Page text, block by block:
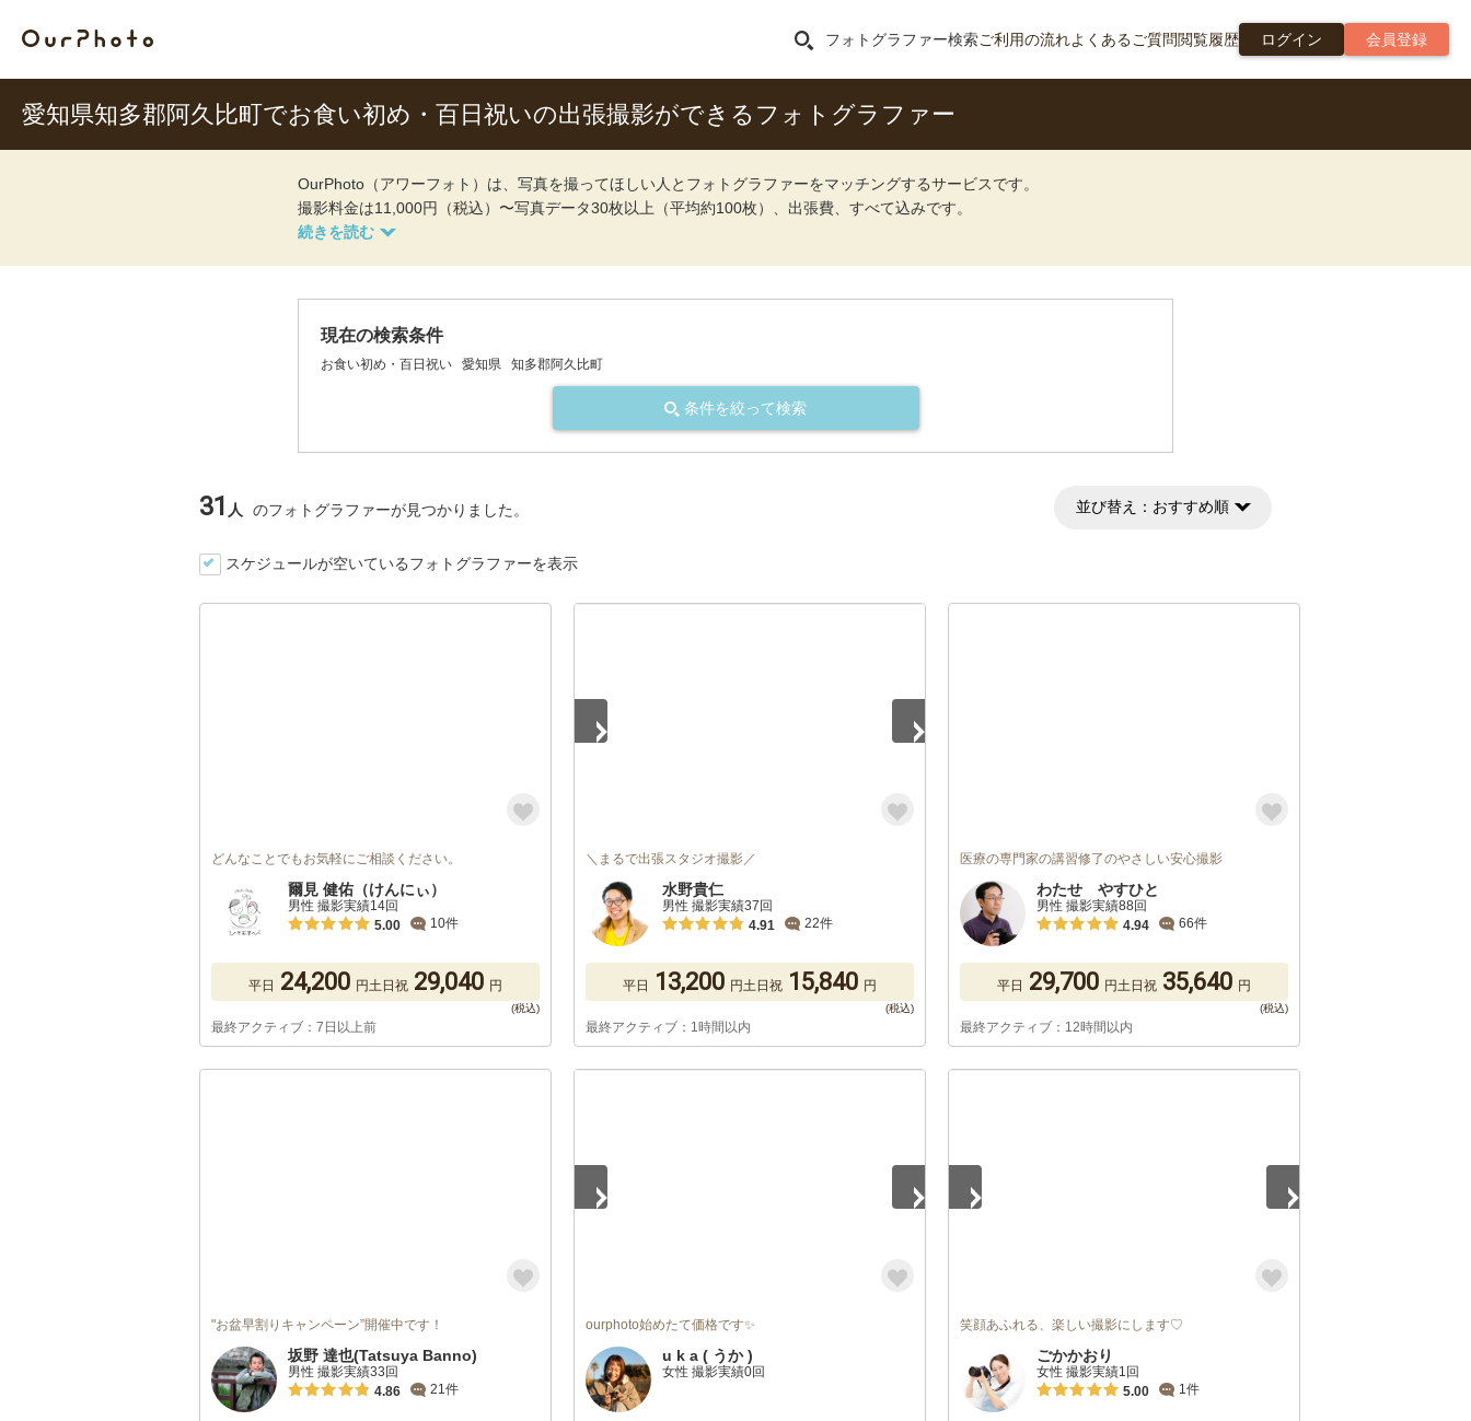
フォトグラファー検索ご利用の流れよくあるご質問閲覧履歴 ログイン 会員登録
愛知県知多郡阿久比町でお食い初め・百日祝いの出張撮影ができるフォトグラファー
OurPhoto（アワーフォト）は、写真を撮ってほしい人とフォトグラファーをマッチングするサービスです。
撮影料金は11,000円（税込）〜写真データ30枚以上（平均約100枚）、出張費、すべて込みです。
現在の検索条件
お食い初め・百日祝い 愛知県 知多郡阿久比町
条件を絞って検索
31 人 のフォトグラファーが見つかりました。 並び替え： おすすめ順
スケジュールが空いているフォトグラファーを表示
どんなことでもお気軽にご相談ください。
爾見 健佑（けんにぃ）
男性 撮影実績14回
5.00
10件
平日 24,200 円土日祝 29,040 円
最終アクティブ：7日以上前
＼まるで出張スタジオ撮影／
水野貴仁
男性 撮影実績37回
4.91
22件
平日 13,200 円土日祝 15,840 円
最終アクティブ：1時間以内
医療の専門家の講習修了のやさしい安心撮影
わたせ やすひと
男性 撮影実績88回
4.94
66件
平日 29,700 円土日祝 35,640 円
最終アクティブ：12時間以内
"お盆早割りキャンペーン”開催中です！
坂野 達也(Tatsuya Banno)
男性 撮影実績33回
4.86
21件
ourphoto始めたて価格です✨
u k a ( うか )
女性 撮影実績0回
笑顔あふれる、楽しい撮影にします♡
ごかかおり
女性 撮影実績1回
5.00
1件